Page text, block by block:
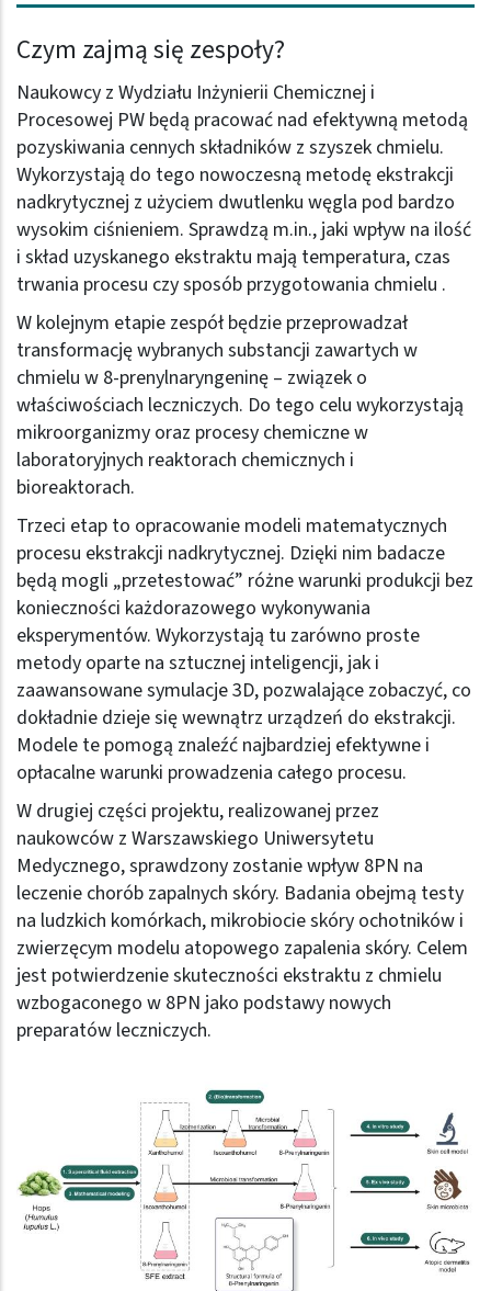
Czym zajmą się zespoły?
Naukowcy z Wydziału Inżynierii Chemicznej i
Procesowej PW będą pracować nad efektywną metodą
pozyskiwania cennych składników z szyszek chmielu.
Wykorzystają do tego nowoczesną metodę ekstrakcji
nadkrytycznej z użyciem dwutlenku węgla pod bardzo
wysokim ciśnieniem. Sprawdzą m.in., jaki wpływ na ilość
i skład uzyskanego ekstraktu mają temperatura, czas
trwania procesu czy sposób przygotowania chmielu .
W kolejnym etapie zespół będzie przeprowadzał
transformację wybranych substancji zawartych w
chmielu w 8-prenylnaryngeninę – związek o
właściwościach leczniczych. Do tego celu wykorzystają
mikroorganizmy oraz procesy chemiczne w
laboratoryjnych reaktorach chemicznych i
bioreaktorach.
Trzeci etap to opracowanie modeli matematycznych
procesu ekstrakcji nadkrytycznej. Dzięki nim badacze
będą mogli „przetestować” różne warunki produkcji bez
konieczności każdorazowego wykonywania
eksperymentów. Wykorzystają tu zarówno proste
metody oparte na sztucznej inteligencji, jak i
zaawansowane symulacje 3D, pozwalające zobaczyć, co
dokładnie dzieje się wewnątrz urządzeń do ekstrakcji.
Modele te pomogą znaleźć najbardziej efektywne i
opłacalne warunki prowadzenia całego procesu.
W drugiej części projektu, realizowanej przez
naukowców z Warszawskiego Uniwersytetu
Medycznego, sprawdzony zostanie wpływ 8PN na
leczenie chorób zapalnych skóry. Badania obejmą testy
na ludzkich komórkach, mikrobiocie skóry ochotników i
zwierzęcym modelu atopowego zapalenia skóry. Celem
jest potwierdzenie skuteczności ekstraktu z chmielu
wzbogaconego w 8PN jako podstawy nowych
preparatów leczniczych.